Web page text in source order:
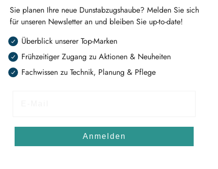
Sie planen Ihre neue Dunstabzugshaube? Melden Sie sich
für unseren Newsletter an und bleiben Sie up-to-date!
Überblick unserer Top-Marken
Frühzeitiger Zugang zu Aktionen & Neuheiten
Fachwissen zu Technik, Planung & Pflege
Anmelden